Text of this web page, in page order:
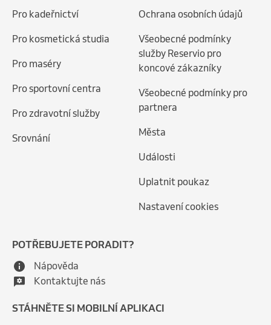
Pro kadeřnictví
Pro kosmetická studia
Pro maséry
Pro sportovní centra
Pro zdravotní služby
Srovnání
Ochrana osobních údajů
Všeobecné podmínky
služby Reservio pro
koncové zákazníky
Všeobecné podmínky pro
partnera
Města
Události
Uplatnit poukaz
Nastavení cookies
POTŘEBUJETE PORADIT?
Nápověda
Kontaktujte nás
STÁHNĚTE SI MOBILNÍ APLIKACI